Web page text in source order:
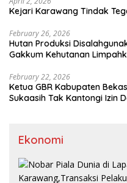
Kejari Karawang Tindak
February 26, 2026
Hutan Produksi
Gakkum Kehutanan
February 22, 2026
Ketua GBR Kabupaten
Sukaasih Tak Kantongi Izin
Ekonomi